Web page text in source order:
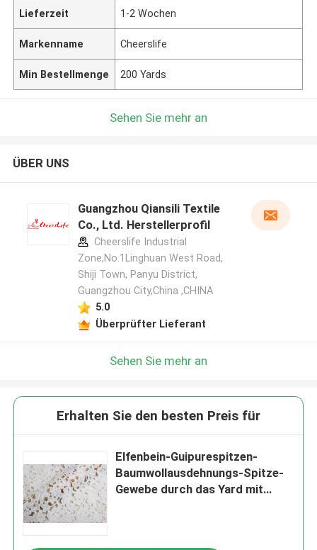
Lieferzeit 1-2 Wochen
Markenname Cheerslife
Min Bestellmenge 200 Yards
Sehen Sie mehr an
ÜBER UNS
Guangzhou Qiansili Textile
Co., Ltd. Herstellerprofil
Cheerslife Industrial
Zone,No.1Linghuan West Road,
Shiji Town, Panyu District,
Guangzhou City,China ,CHINA
5.0
Überprüfter Lieferant
Sehen Sie mehr an
Erhalten Sie den besten Preis für
Elfenbein-Guipurespitzen-
Baumwollausdehnungs-Spitze-
Gewebe durch das Yard mit